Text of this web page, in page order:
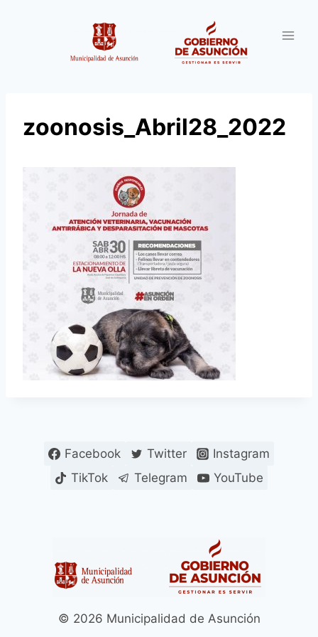
zoonosis_Abril28_2022
Facebook Twitter
Instagram
TikTok
Telegram YouTube
© 2026 Municipalidad de Asunción